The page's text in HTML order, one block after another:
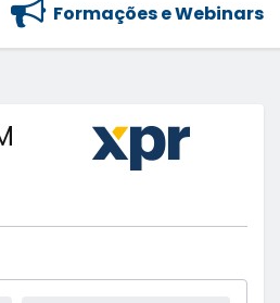
Formações e Webinars